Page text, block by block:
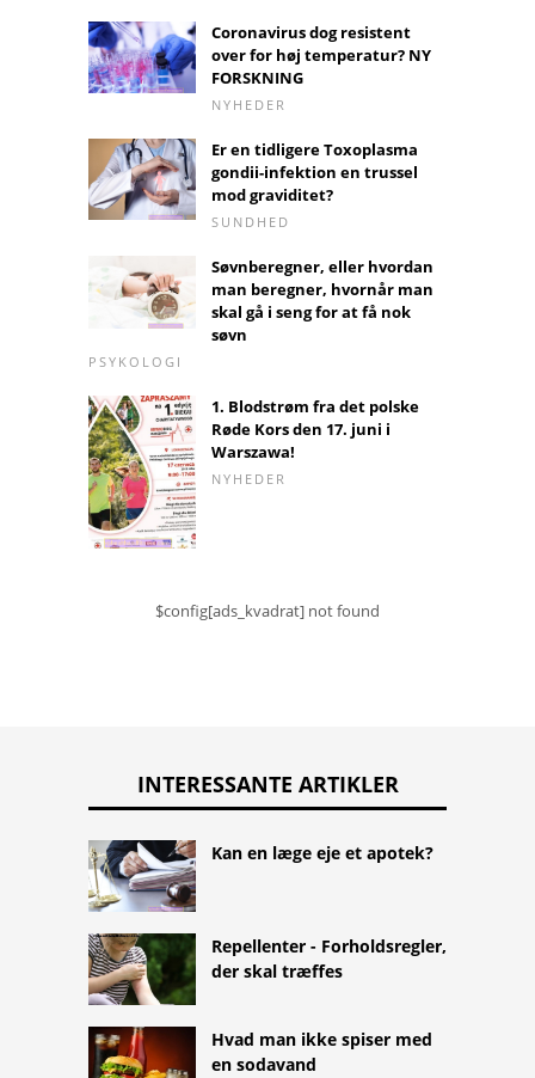
Coronavirus dog resistent
over for høj temperatur? NY
FORSKNING
NYHEDER
Er en tidligere Toxoplasma
gondii-infektion en trussel
mod graviditet?
SUNDHED
Søvnberegner, eller hvordan
man beregner, hvornår man
skal gå i seng for at få nok
søvn
PSYKOLOGI
1. Blodstrøm fra det polske
Røde Kors den 17. juni i
Warszawa!
NYHEDER
$config[ads_kvadrat] not found
INTERESSANTE ARTIKLER
Kan en læge eje et apotek?
Repellenter - Forholdsregler,
der skal træffes
Hvad man ikke spiser med
en sodavand